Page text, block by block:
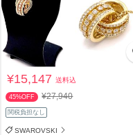
¥15,147送料込
45%OFF ¥27,940
関税負担なし
SWAROVSKI